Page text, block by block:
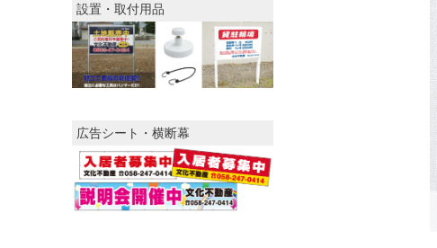
設置・取付用品
広告シート・横断幕